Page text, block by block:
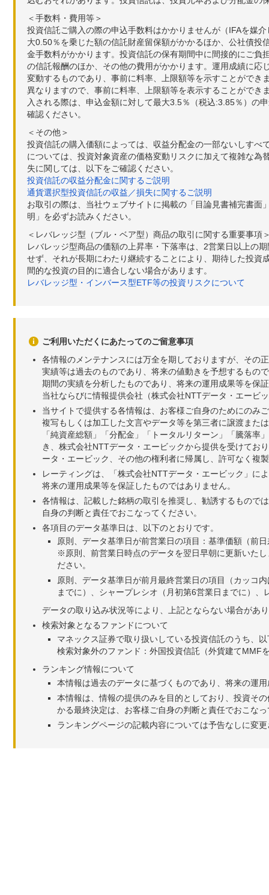
＜手数料・費用等＞
投資信託ご購入の際の申込手数料はかかりませんが（IFAを媒
大0.50％を乗じた額の信託財産留保額がかかるほか、公社債
金手数料がかかります。投資信託の保有期間中に間接的にご
の信託報酬のほか、その他の費用がかかります。運用成績に
変動するものであり、事前に料率、上限額等を示すことがで
異なりますので、事前に料率、上限額等を表示することがで
入される際は、申込金額に対して最大3.5％（税込:3.85％）の
確認ください。
＜その他＞
投資信託の購入価額によっては、収益分配金の一部ないしす
については、投資対象資産の価格変動リスクに加えて複雑な
失に関しては、以下をご確認ください。
投資信託の収益分配金に関するご説明
通貨選択型投資信託の収益／損失に関するご説明
お取引の際は、当社ウェブサイトに掲載の「目論見書補完書
明」を必ずお読みください。
＜レバレッジ型（ブル・ベア型）商品の取引に関する重要事項
レバレッジ型商品の価額の上昇率・下落率は、2営業日以上の
せず、それが長期にわたり継続することにより、期待した投
間的な投資の目的に適合しない場合があります。
レバレッジ型・インバース型ETF等の投資リスクについて
ご利用いただくにあたってのご留意事項
各情報のメンテナンスには万全を期しておりますが、その
実績等は過去のものであり、将来の値動きを予想するもの
期間の実績を分析したものであり、将来の運用成果等を保
当社ならびに情報提供会社（株式会社NTTデータ・エービ
当サイトで提供する各情報は、お客様ご自身のためにのみ
複写もしくは加工した文言やデータ等を第三者に譲渡また
「純資産総額」「分配金」「トータルリターン」「騰落
き、株式会社NTTデータ・エービックから提供を受けてお
ータ・エービック、その他の権利者に帰属し、許可なく複
レーティングは、「株式会社NTTデータ・エービック」に
将来の運用成果等を保証したものではありません。
各情報は、記載した銘柄の取引を推奨し、勧誘するもので
自身の判断と責任でおこなってください。
各項目のデータ基準日は、以下のとおりです。
原則、データ基準日が前営業日の項目：基準価額（前
※原則、前営業日時点のデータを翌日早朝に更新いた
ださい。
原則、データ基準日が前月最終営業日の項目（カッコ
までに）、シャープレシオ（月初第6営業日までに）
データの取り込み状況等により、上記とならない場合があ
検索対象となるファンドについて
マネックス証券で取り扱いしている投資信託のうち、
検索対象外のファンド：外国投資信託（外貨建てMMF
ランキング情報について
本情報は過去のデータに基づくものであり、将来の運
本情報は、情報の提供のみを目的としており、投資そ
かる最終決定は、お客様ご自身の判断と責任でおこな
ランキングページの記載内容については予告なしに変